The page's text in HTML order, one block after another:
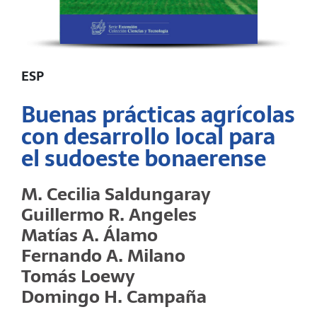
ESP
Buenas prácticas agrícolas
con desarrollo local para
el sudoeste bonaerense
M. Cecilia Saldungaray
Guillermo R. Angeles
Matías A. Álamo
Fernando A. Milano
Tomás Loewy
Domingo H. Campaña